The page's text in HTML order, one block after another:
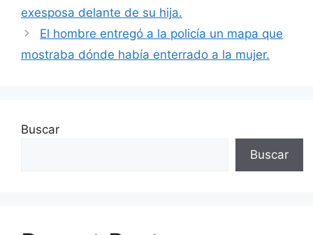
exesposa delante de su hija.
El hombre entregó a la policía un mapa que
mostraba dónde había enterrado a la mujer.
Buscar
Buscar